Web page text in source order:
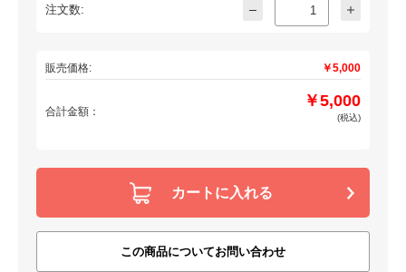
注文数:
販売価格: ￥5,000
合計金額：
￥5,000
(税込)
カートに入れる
この商品についてお問い合わせ